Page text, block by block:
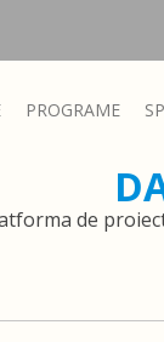
PROGRAME
de